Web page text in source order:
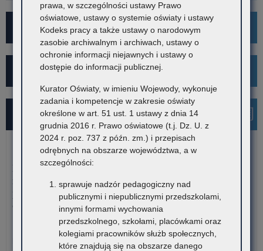
Projekt Kibicuj z Klasą
Kampania społeczna "Ustal z Babcią Hasło"
Najnowsze informacje
7 sierpnia 2026
Dane ostateczne – Rządowy program pomocy uczniom
niepełnosprawnym w formie dofinansowania zakupu
podręczników, materiałów edukacyjnych i materiałów
ćwiczeniowych (wyprawka szkolna)
W związku z harmonogramem realizacji Rządowego programu
pomocy uczniom niepełnosprawnym…
prawa, w szczególności ustawy Prawo
oświatowe, ustawy o systemie oświaty i ustawy
Kodeks pracy a także ustawy o narodowym
zasobie archiwalnym i archiwach, ustawy o
ochronie informacji niejawnych i ustawy o
dostępie do informacji publicznej.
Kurator Oświaty, w imieniu Wojewody, wykonuje
zadania i kompetencje w zakresie oświaty
określone w art. 51 ust. 1 ustawy z dnia 14
grudnia 2016 r. Prawo oświatowe (t.j. Dz. U. z
2024 r. poz. 737 z późn. zm.) i przepisach
odrębnych na obszarze województwa, a w
szczególności:
sprawuje nadzór pedagogiczny nad
publicznymi i niepublicznymi przedszkolami,
innymi formami wychowania
przedszkolnego, szkołami, placówkami oraz
kolegiami pracowników służb społecznych,
które znajdują się na obszarze danego